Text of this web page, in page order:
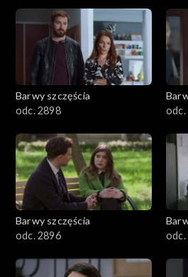
2901-3000
2801–2900
2701–2800
2501–2600
2401–2500
2301–2400
2201–2300
Barwy szczęścia
odc. 2898
odc.
Barwy szczęścia
odc. 2896
odc.